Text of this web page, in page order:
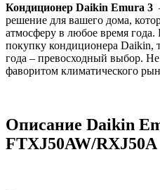
Кондиционер Daikin Emura 3
решение для вашего дома,
атмосферу в любое время года.
покупку кондиционера Daikin,
года – превосходный выбор. Не
фаворитом климатического
Описание Daikin
FTXJ50AW/RXJ50A